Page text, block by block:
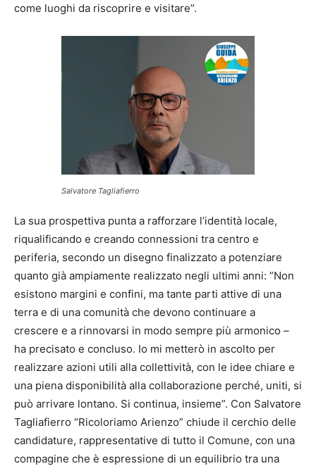
come luoghi da riscoprire e visitare”.
Salvatore Tagliafierro
La sua prospettiva punta a rafforzare l’identità locale,
riqualificando e creando connessioni tra centro e
periferia, secondo un disegno finalizzato a potenziare
quanto già ampiamente realizzato negli ultimi anni: ”Non
esistono margini e confini, ma tante parti attive di una
terra e di una comunità che devono continuare a
crescere e a rinnovarsi in modo sempre più armonico –
ha precisato e concluso. Io mi metterò in ascolto per
realizzare azioni utili alla collettività, con le idee chiare e
una piena disponibilità alla collaborazione perché, uniti, si
può arrivare lontano. Si continua, insieme”. Con Salvatore
Tagliafierro “Ricoloriamo Arienzo” chiude il cerchio delle
candidature, rappresentative di tutto il Comune, con una
compagine che è espressione di un equilibrio tra una